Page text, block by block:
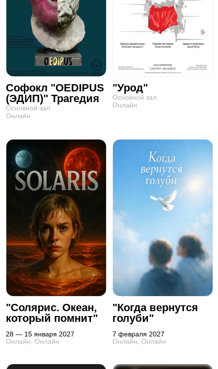
Софокл "OEDIPUS
(ЭДИП)" Трагедия
Основной зал
Онлайн
"Урод"
Основной зал
Онлайн
"Солярис. Океан,
который помнит"
28 — 15 января 2027
Онлайн, Онлайн
"Когда вернутся
голуби"
7 февраля 2027
Онлайн, Онлайн